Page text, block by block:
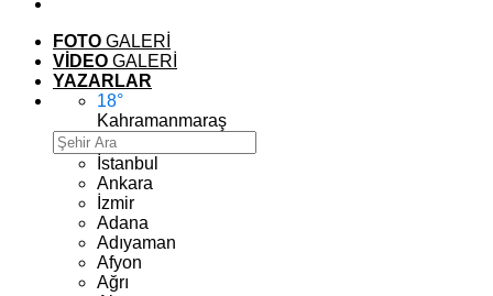
FOTO GALERİ
VİDEO GALERİ
YAZARLAR
18°
Kahramanmaraş
İstanbul
Ankara
İzmir
Adana
Adıyaman
Afyon
Ağrı